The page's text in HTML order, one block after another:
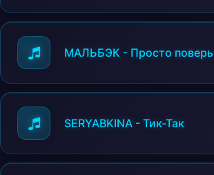
МАЛЬБЭК - Просто поверь
SERYABKINA - Тик-Так